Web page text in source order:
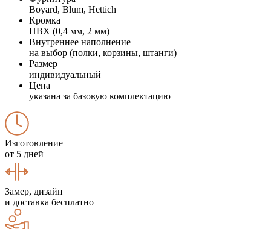
Boyard, Blum, Hettich
Кромка
ПВХ (0,4 мм, 2 мм)
Внутреннее наполнение
на выбор (полки, корзины, штанги)
Размер
индивидуальный
Цена
указана за базовую комплектацию
Изготовление
от 5 дней
Замер, дизайн
и доставка бесплатно